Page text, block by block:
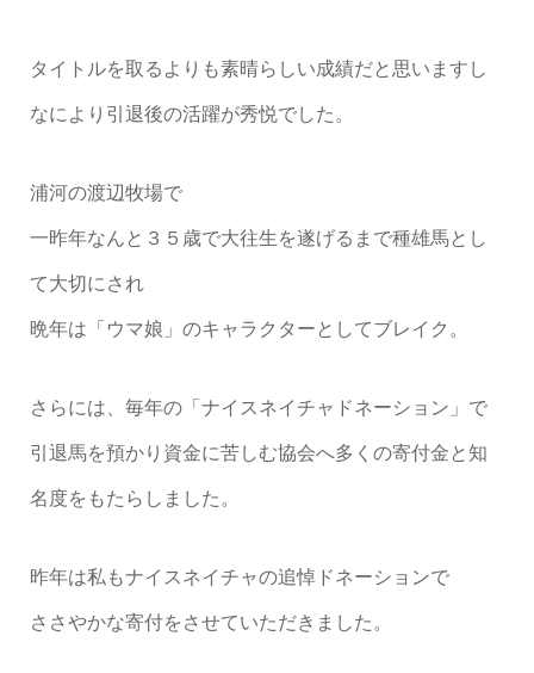
タイトルを取るよりも素晴らしい成績だと思いますし
なにより引退後の活躍が秀悦でした。
浦河の渡辺牧場で
一昨年なんと３５歳で大往生を遂げるまで種雄馬とし
て大切にされ
晩年は「ウマ娘」のキャラクターとしてブレイク。
さらには、毎年の「ナイスネイチャドネーション」で
引退馬を預かり資金に苦しむ協会へ多くの寄付金と知
名度をもたらしました。
昨年は私もナイスネイチャの追悼ドネーションで
ささやかな寄付をさせていただきました。